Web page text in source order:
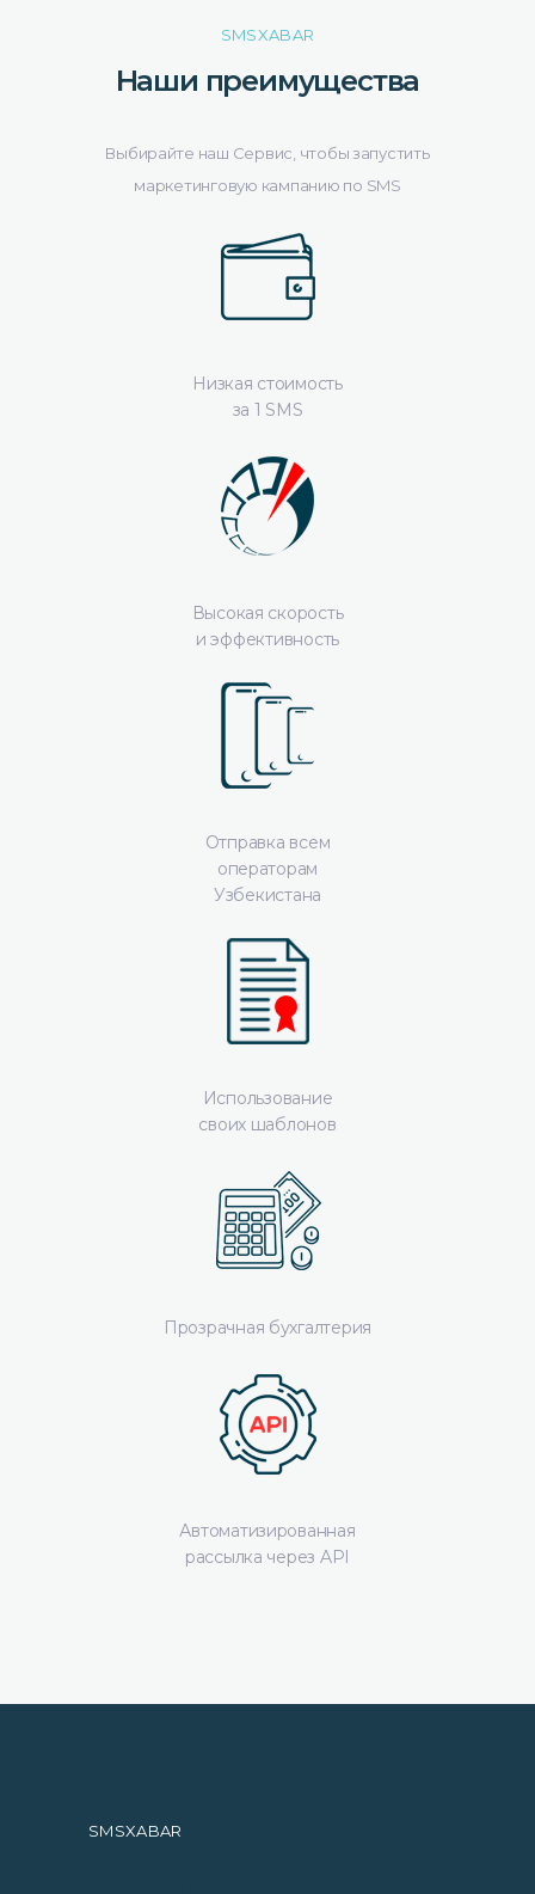
SMSXABAR
Наши преимущества
Выбирайте наш Сервис, чтобы запустить
маркетинговую кампанию по SMS
Низкая стоимость
за 1 SMS
Высокая скорость
и эффективность
Отправка всем
операторам
Узбекистана
Использование
своих шаблонов
Прозрачная бухгалтерия
Автоматизированная
рассылка через API
SMSXABAR